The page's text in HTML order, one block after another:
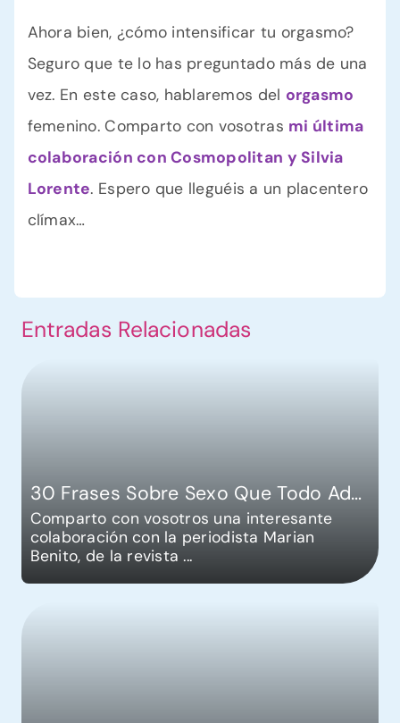
Ahora bien, ¿cómo intensificar tu orgasmo?
Seguro que te lo has preguntado más de una
vez. En este caso, hablaremos del orgasmo
femenino. Comparto con vosotras mi última
colaboración con Cosmopolitan y Silvia
Lorente. Espero que lleguéis a un placentero
clímax…
Entradas Relacionadas
30 Frases Sobre Sexo Que Todo Adolescente Debería Escuchar
Comparto con vosotros una interesante
colaboración con la periodista Marian
Benito, de la revista ...